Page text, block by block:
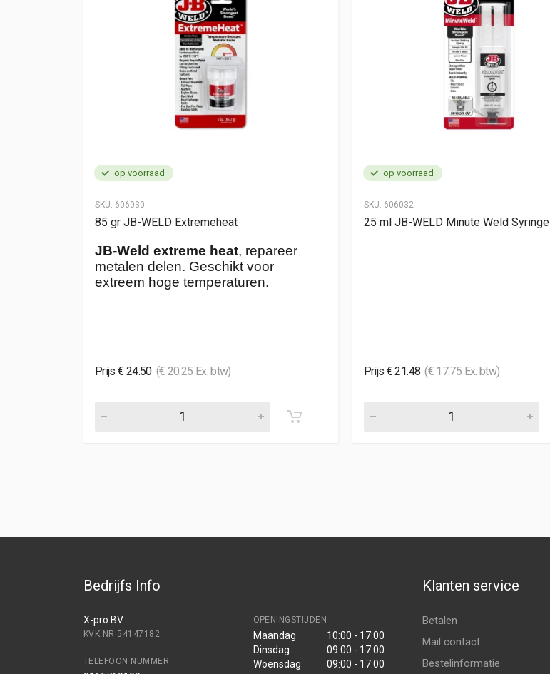
op voorraad
SKU: 606030
85 gr JB-WELD Extremeheat
JB-Weld extreme heat, repareer
metalen delen. Geschikt voor
extreem hoge temperaturen.
Prijs € 24.50 (€ 20.25 Ex. btw)
op voorraad
SKU: 606032
25 ml JB-WELD Minute Weld Syringe
Prijs € 21.48 (€ 17.75 Ex. btw)
Bedrijfs Info
X-pro BV
KVK NR 54147182
TELEFOON NUMMER
OPENINGSTIJDEN
Maandag
10:00 - 17:00
Dinsdag
09:00 - 17:00
Woensdag
09:00 - 17:00
Klanten service
Betalen
Mail contact
Bestelinformatie